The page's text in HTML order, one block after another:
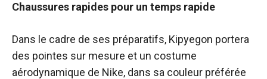
Chaussures rapides pour un temps rapide
Dans le cadre de ses préparatifs, Kipyegon portera
des pointes sur mesure et un costume
aérodynamique de Nike, dans sa couleur préférée